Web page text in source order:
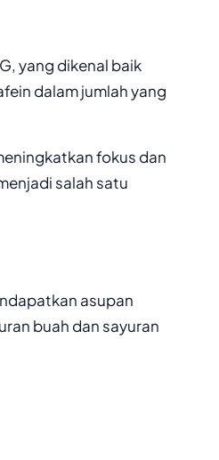
yang dikenal baik
dalam jumlah yang
fokus dan
salah satu
asupan
buah dan sayuran